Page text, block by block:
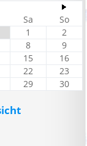
Sa
So
1
2
8
9
15
16
22
23
29 30